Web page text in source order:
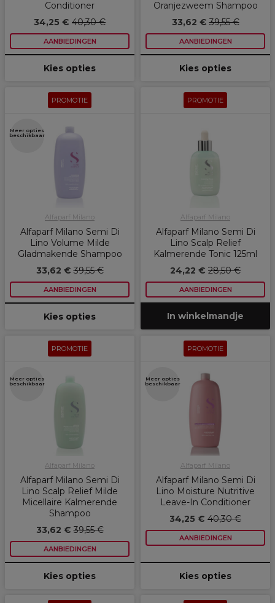
Conditioner
34,25 € 40,30 €
AANBIEDINGEN
Kies opties
Oranjezweem Shampoo
33,62 €39,55 €
AANBIEDINGEN
Kies opties
PROMOTIE
Meer opties
beschikbaar
Alfaparf Milano
Alfaparf Milano Semi Di
Lino Volume Milde
Gladmakende Shampoo
33,62 €39,55 €
AANBIEDINGEN
Kies opties
PROMOTIE
Alfaparf Milano
Alfaparf Milano Semi Di
Lino Scalp Relief
Kalmerende Tonic 125ml
24,22 € 28,50 €
AANBIEDINGEN
In winkelmandje
PROMOTIE
Meer opties
beschikbaar
Alfaparf Milano
Alfaparf Milano Semi Di
Lino Scalp Relief Milde
Micellaire Kalmerende
Shampoo
33,62 €39,55 €
AANBIEDINGEN
Kies opties
PROMOTIE
Meer opties
beschikbaar
Alfaparf Milano
Alfaparf Milano Semi Di
Lino Moisture Nutritive
Leave-In Conditioner
34,25 € 40,30 €
AANBIEDINGEN
Kies opties